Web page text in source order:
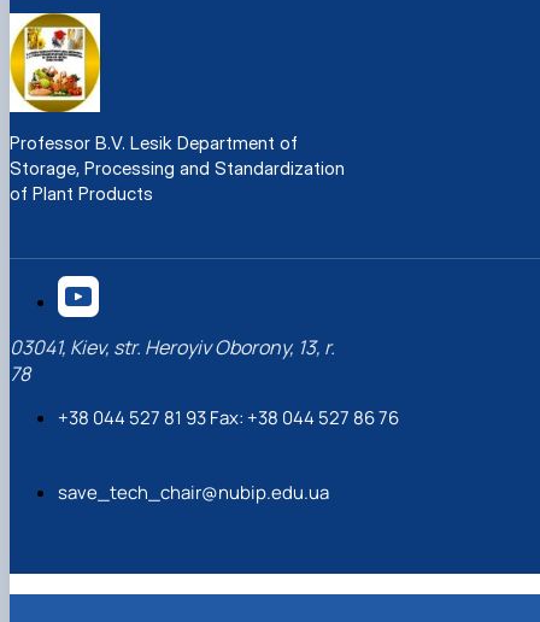
Professor B.V. Lesik Department of
Storage, Processing and Standardization
of Plant Products
03041, Kiev, str. Heroyiv Oborony, 13, r.
78
+38 044 527 81 93 Fax: +38 044 527 86 76
save_tech_chair@nubip.edu.ua